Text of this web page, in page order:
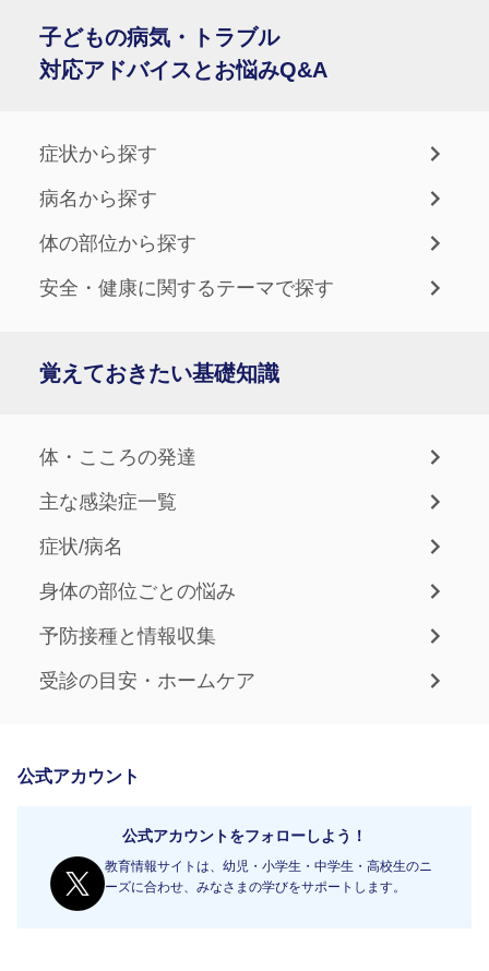
子どもの病気・トラブル
対応アドバイスとお悩みQ&A
症状から探す
病名から探す
体の部位から探す
安全・健康に関するテーマで探す
覚えておきたい基礎知識
体・こころの発達
主な感染症一覧
症状/病名
身体の部位ごとの悩み
予防接種と情報収集
受診の目安・ホームケア
公式アカウント
公式アカウントをフォローしよう！
教育情報サイトは、幼児・小学生・中学生・高校生のニ
ーズに合わせ、みなさまの学びをサポートします。